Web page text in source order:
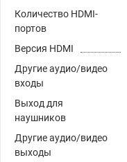
Количество HDMI-
портов
Версия HDMI
Другие аудио/видео
входы
Выход для
наушников
Другие аудио/видео
выходы